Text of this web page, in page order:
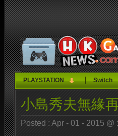
PLAYSTATION Switch
小島秀夫無緣
Posted : Apr - 01 - 2015 @